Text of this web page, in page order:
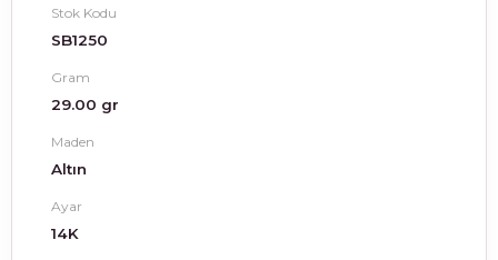
Stok Kodu
SB1250
Gram
29.00 gr
Maden
Altın
Ayar
14K